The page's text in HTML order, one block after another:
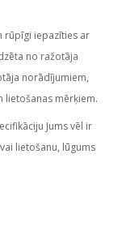
rūpīgi iepazīties ar
no ražotāja
norādījumiem,
lietošanas mērķiem.
Jums vēl ir
lietošanu, lūgums